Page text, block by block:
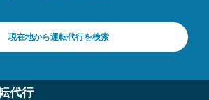
現在地から運転代行を検索
代行